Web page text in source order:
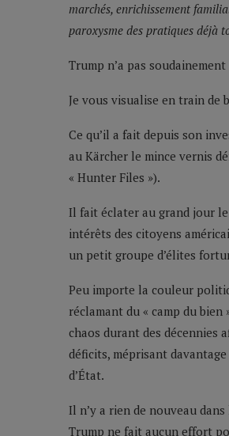
marchés, enrichissement
paroxysme des pratiques déjà
Trump n’a pas
Je vous visualise en train de
Ce qu’il a fait depuis son
au Kärcher le mince vernis
« Hunter Files »).
Il fait éclater au grand jour
intérêts des citoyens
un petit groupe d’élites
Peu importe la couleur
réclamant du « camp du
chaos durant des décennies
déficits, méprisant
d’État.
Il n’y a rien de nouveau
Trump ne fait aucun effort